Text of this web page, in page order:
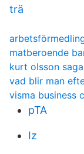
trä
matberoende
kurt olsson saga
vad blir man
visma business
pTA
Iz